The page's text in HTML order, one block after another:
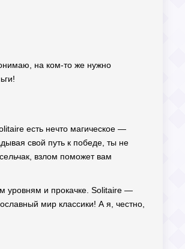
на ком-то же нужно
есть нечто магическое —
свой путь к победе, ты не
взлом поможет вам
уровням и прокачке. Solitaire —
мир классики! А я, честно,